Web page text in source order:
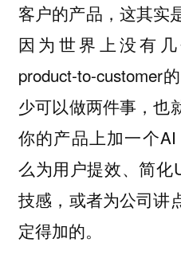
客户的产品，这其实
因为世界上没有
product-to-customer
少可以做两件事，
你的产品上加一个
么为用户提效、简化
技感，或者为公司
定得加的。